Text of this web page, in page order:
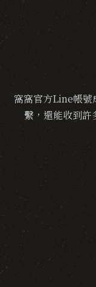
窩窩官方Line帳號
繫，還能收到許